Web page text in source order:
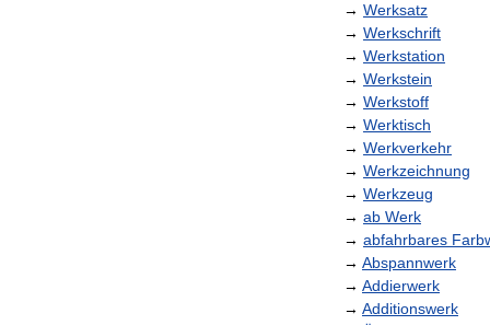
→ Werksatz
→ Werkschrift
→ Werkstation
→ Werkstein
→ Werkstoff
→ Werktisch
→ Werkverkehr
→ Werkzeichnung
→ Werkzeug
→ ab Werk
→ abfahrbares
→ Abspannwerk
→ Addierwerk
→ Additionswerk